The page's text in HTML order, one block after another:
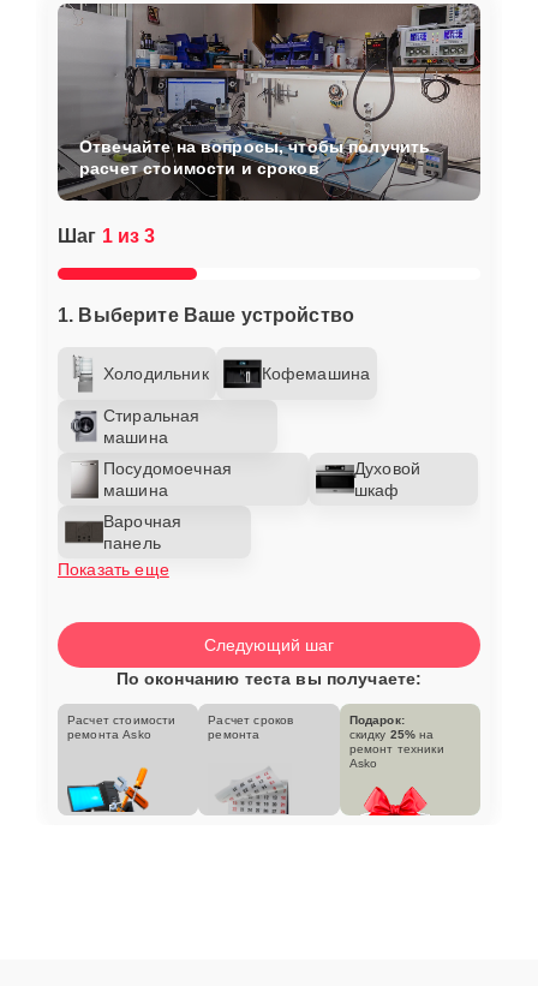
Шаг 1 из 3
1. Выберите Ваше устройство
Холодильник Кофемашина
Стиральная
машина
Посудомоечная
машина
Духовой
шкаф
Варочная
панель
Показать еще
Отвечайте на вопросы, чтобы получить
расчет стоимости и сроков
Следующий шаг
По окончанию теста вы получаете:
Расчет стоимости
ремонта Asko
Расчет сроков
ремонта
Подарок:
скидку 25% на
ремонт техники
Asko